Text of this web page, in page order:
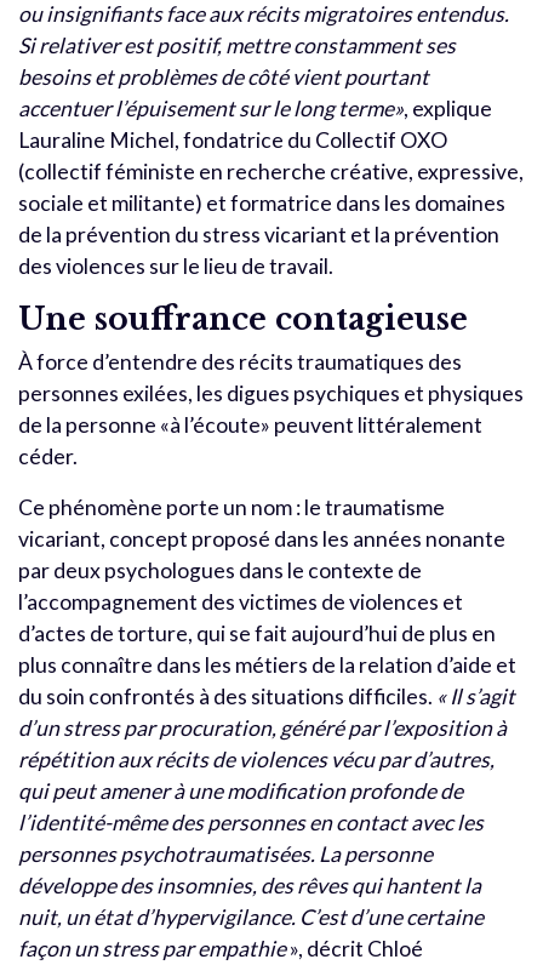
ou insignifiants face aux récits migratoires entendus.
Si relativer est positif, mettre constamment ses
besoins et problèmes de côté vient pourtant
accentuer l’épuisement sur le long terme», explique
Lauraline Michel, fondatrice du Collectif OXO
(collectif féministe en recherche créative, expressive,
sociale et militante) et formatrice dans les domaines
de la prévention du stress vicariant et la prévention
des violences sur le lieu de travail.
Une souffrance contagieuse
À force d’entendre des récits traumatiques des
personnes exilées, les digues psychiques et physiques
de la personne «à l’écoute» peuvent littéralement
céder.
Ce phénomène porte un nom : le traumatisme
vicariant, concept proposé dans les années nonante
par deux psychologues dans le contexte de
l’accompagnement des victimes de violences et
d’actes de torture, qui se fait aujourd’hui de plus en
plus connaître dans les métiers de la relation d’aide et
du soin confrontés à des situations difficiles. « Il s’agit
d’un stress par procuration, généré par l’exposition à
répétition aux récits de violences vécu par d’autres,
qui peut amener à une modification profonde de
l’identité-même des personnes en contact avec les
personnes psychotraumatisées.La personne
développe des insomnies, des rêves qui hantent la
nuit, un état d’hypervigilance. C’est d’une certaine
façon un stress par empathie», décrit Chloé